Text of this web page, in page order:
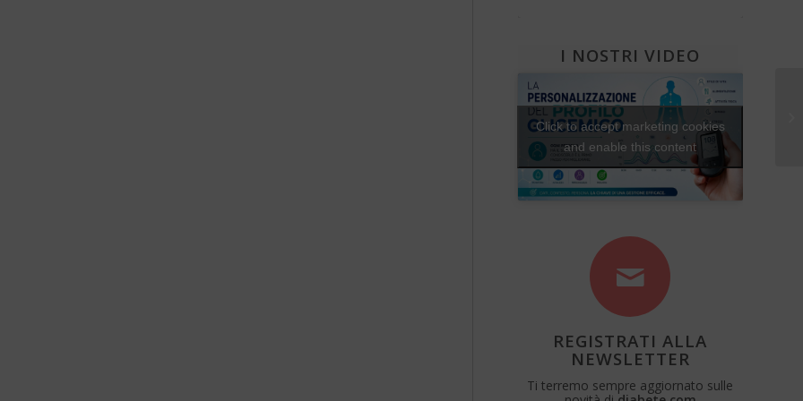
I NOSTRI VIDEO
Click to accept marketing cookies
and enable this content
REGISTRATI ALLA
NEWSLETTER
Ti terremo sempre aggiornato sulle